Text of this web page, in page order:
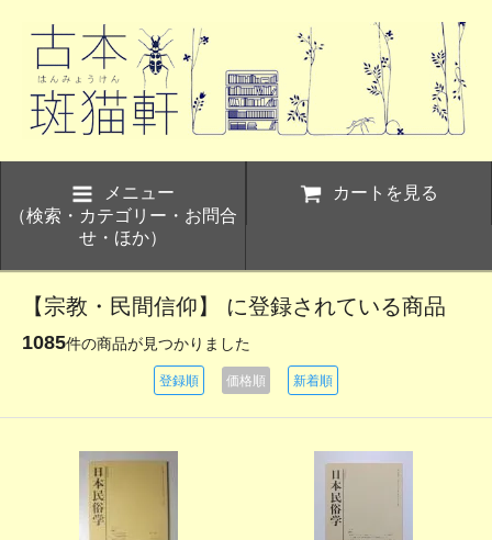
メニュー
（検索・カテゴリー・お問合
せ・ほか）
カートを見る
【宗教・民間信仰】 に登録されている商品
1085件の商品が見つかりました
登録順 価格順 新着順